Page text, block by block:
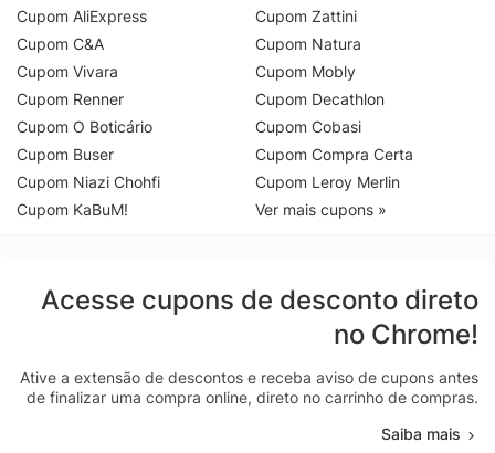
Cupom AliExpress
Cupom C&A
Cupom Vivara
Cupom Renner
Cupom O Boticário
Cupom Buser
Cupom Niazi Chohfi
Cupom KaBuM!
Cupom Zattini
Cupom Natura
Cupom Mobly
Cupom Decathlon
Cupom Cobasi
Cupom Compra Certa
Cupom Leroy Merlin
Ver mais cupons »
Acesse cupons de desconto direto
no Chrome!
Ative a extensão de descontos e receba aviso de cupons antes
de finalizar uma compra online, direto no carrinho de compras.
Saiba mais